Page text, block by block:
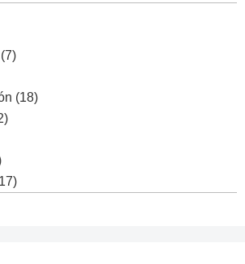
(7)
(18)